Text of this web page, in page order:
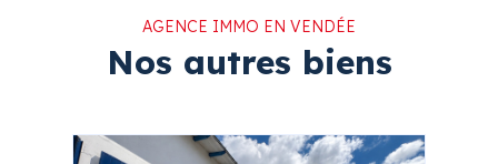
AGENCE IMMO EN VENDÉE
Nos autres biens